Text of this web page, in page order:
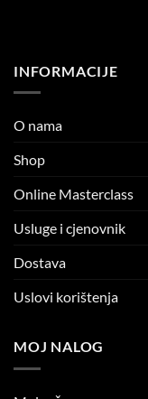
INFORMACIJE
O nama
Shop
Online Masterclass
Usluge i cjenovnik
Dostava
Uslovi korištenja
MOJ NALOG